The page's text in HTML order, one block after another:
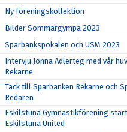
Ny föreningskollektion
Bilder Sommargympa 2023
Sparbankspokalen och USM 2023
Intervju Jonna Adlerteg med vår
Rekarne
Tack till Sparbanken Rekarne och
Redaren
Eskilstuna Gymnastikförening
Eskilstuna United